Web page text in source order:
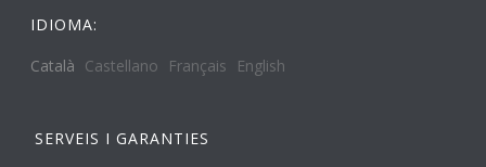
IDIOMA:
Català Castellano Français English
SERVEIS I GARANTIES